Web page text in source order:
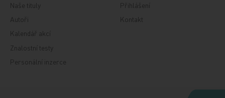
Naše tituly
Autoři
Kalendář akcí
Znalostní testy
Personální inzerce
Přihlášení
Kontakt